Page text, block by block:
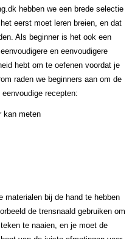
hebben we een brede selectie
eerst moet leren breien, en dat
Als beginner is het ook een
en eenvoudigere
hebt om te oefenen voordat je
raden we beginners aan om de
recepten:
kan meten
materialen bij de hand te hebben
de trensnaald gebruiken om
te naaien, en je moet de